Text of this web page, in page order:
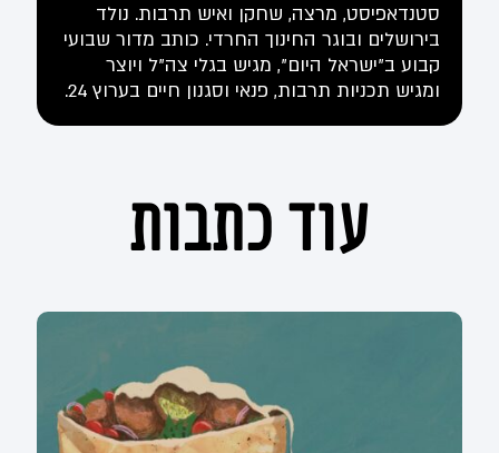
סטנדאפיסט, מרצה, שחקן ואיש תרבות. נולד
בירושלים ובוגר החינוך החרדי. כותב מדור שבועי
קבוע ב"ישראל היום", מגיש בגלי צה"ל ויוצר
ומגיש תכניות תרבות, פנאי וסגנון חיים בערוץ 24.
עוד כתבות